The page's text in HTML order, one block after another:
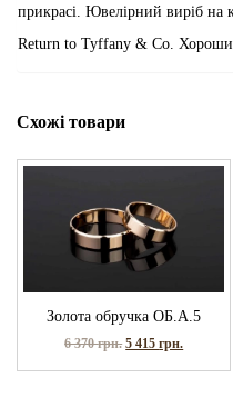
прикрасі. Ювелірний виріб на
Return to Tyffany & Co.
Схожі товари
Золота обручка ОБ.А.5
6 370грн. 5 415грн.